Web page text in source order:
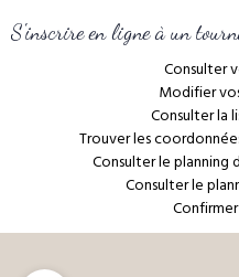
S'inscrire en ligne à un
Consulter
Modifier
Consulter la
Trouver les
Consulter le planning
Consulter le